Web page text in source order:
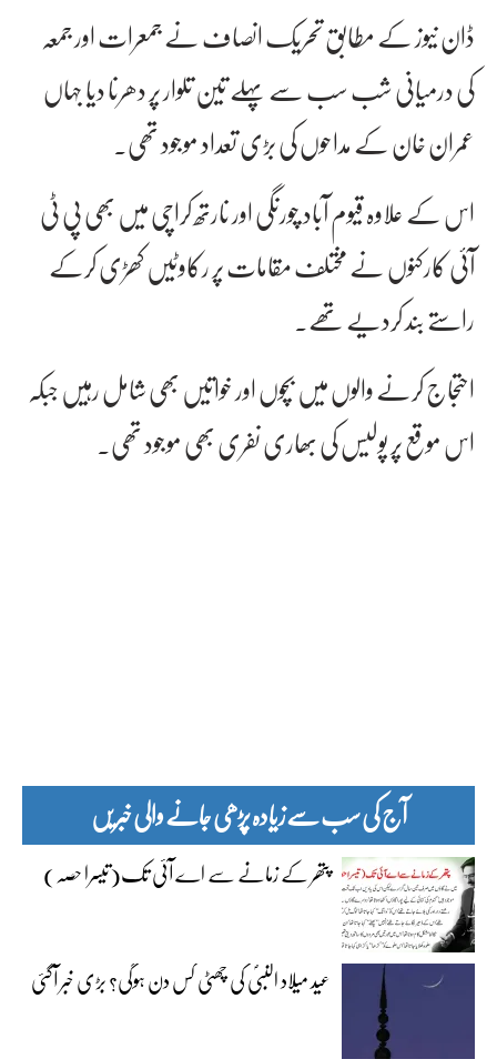
ڈان نیوز کے مطابق تحریک انصاف نے جمعرات اور جمعہ
کی درمیانی شب سب سے پہلے تین تلوار پر دھرنا دیا جہاں
عمران خان کے مداحوں کی بڑی تعداد موجود تھی۔
اس کے علاوہ قیوم آباد چورنگی اور نارتھ کراچی میں بھی پی ٹی
آئی کارکنوں نے مختلف مقامات پر رکاوٹیں کھڑی کرکے
راستے بند کردیے تھے۔
احتجاج کرنے والوں میں بچوں اور خواتیں بھی شامل رہیں جبکہ
اس موقع پر پولیس کی بھاری نفری بھی موجود تھی۔
آج کی سب سے زیادہ پڑھی جانے والی خبریں
پتھر کے زمانے سے اے آئی تک(تیسرا حصہ)
عید میلاد النبیؐ کی چھٹی کس دن ہوگی؟ بڑی خبر آگئی